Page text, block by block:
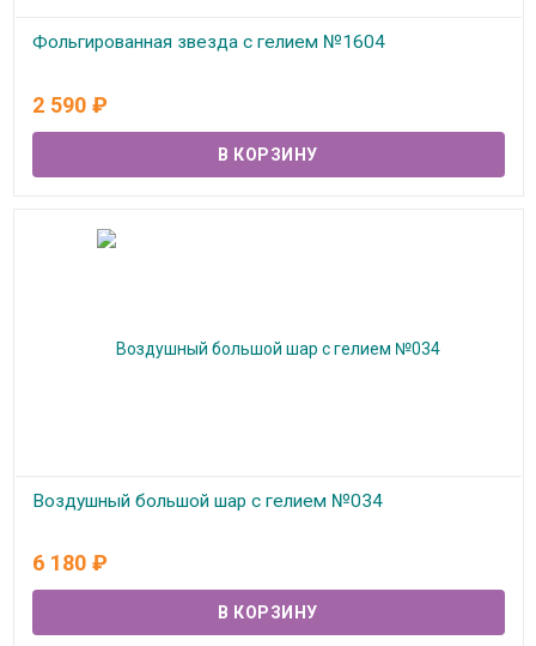
Фольгированная звезда с гелием №1604
2 590 ₽
Воздушный большой шар с гелием №034
6 180 ₽